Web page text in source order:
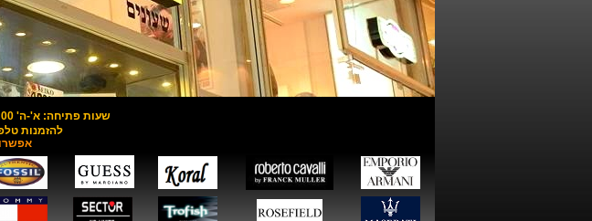
שעות פתיחה: א'-ה' 20:00 - 10:00, יום ו' 14:00 - 10:00
להזמנות